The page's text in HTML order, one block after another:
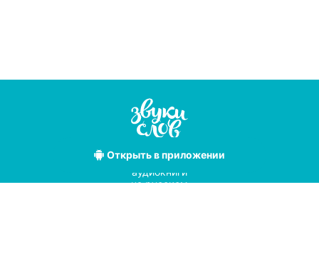
Открытьв приложении
Лучшие
аудиокниги
на русском